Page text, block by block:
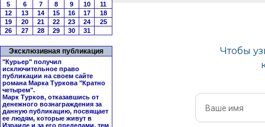
5
6 7 8 9 10
11
12
13 14 15 16 17
18
19
20 21 22 23 24
25
26
27 28 29 30 31
Эксклюзивная публикация
"Курьер" получил
исключительное право
публикации на своем сайте
романа Марка Туркова "Кратно
четырем".
Марк Турков, отказавшись от
денежного вознаграждения за
данную публикацию, посвящает
ее людям, которые живут в
Израиле и за его пределами, тем